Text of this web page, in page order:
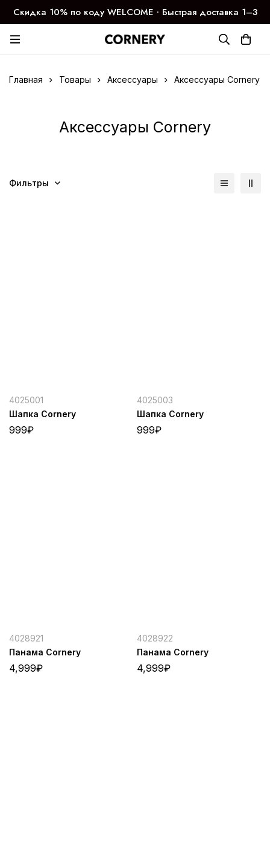
Скидка 10% по коду WELCOME ∙ Быстрая доставка 1–3
дня
Главная Товары Аксессуары Аксессуары Cornery
Аксессуары Cornery
Фильтры
4025001
Шапка Cornery
999₽
4025003
Шапка Cornery
999₽
4028921
Панама Cornery
4,999₽
4028922
Панама Cornery
4,999₽